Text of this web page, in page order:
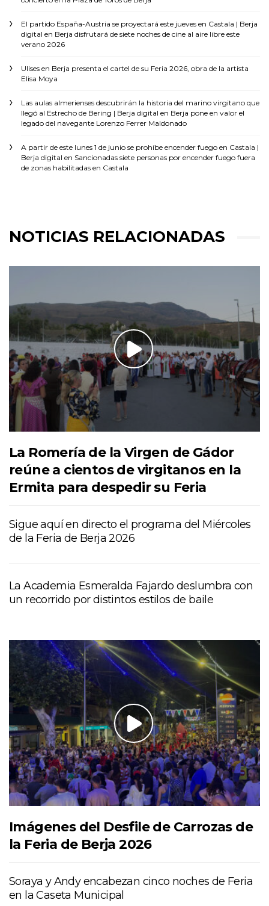
El partido España-Austria se proyectará este jueves en Castala | Berja
digital en Berja disfrutará de siete noches de cine al aire libre este
verano 2026
Ulises en Berja presenta el cartel de su Feria 2026, obra de la artista
Elisa Moya
Las aulas almerienses descubrirán la historia del marino virgitano que
llegó al Estrecho de Bering | Berja digital en Berja pone en valor el
legado del navegante Lorenzo Ferrer Maldonado
A partir de este lunes 1 de junio se prohíbe encender fuego en Castala |
Berja digital en Sancionadas siete personas por encender fuego fuera
de zonas habilitadas en Castala
NOTICIAS RELACIONADAS
La Romería de la Virgen de Gádor
reúne a cientos de virgitanos en la
Ermita para despedir su Feria
Sigue aquí en directo el programa del Miércoles
de la Feria de Berja 2026
La Academia Esmeralda Fajardo deslumbra con
un recorrido por distintos estilos de baile
Imágenes del Desfile de Carrozas de
la Feria de Berja 2026
Soraya y Andy encabezan cinco noches de Feria
en la Caseta Municipal